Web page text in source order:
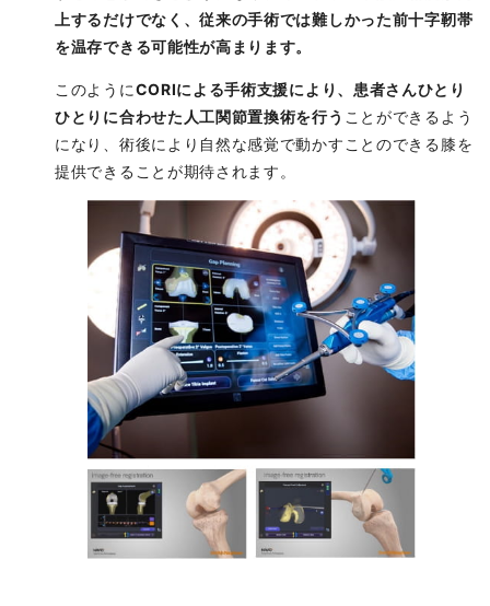
上するだけでなく、従来の手術では難しかった前十字靭帯
を温存できる可能性が高まります。
このようにCORIによる手術支援により、患者さんひとり
ひとりに合わせた人工関節置換術を行う ことができるよう
になり、術後により自然な感覚で動かすことのできる膝を
提供できることが期待されます。